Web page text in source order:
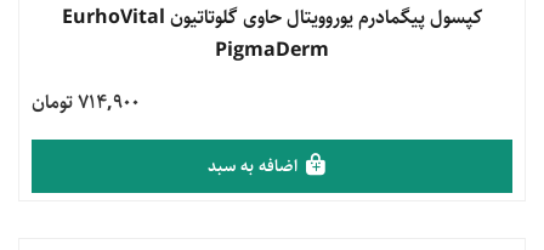
مشاهده محصول
کپسول پیگمادرم یوروویتال حاوی گلوتاتیون EurhoVital
PigmaDerm
714,900 تومان
اضافه به سبد